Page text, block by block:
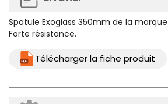
Spatule Exoglass 350mm de la
Forte résistance.
Télécharger la fiche produit